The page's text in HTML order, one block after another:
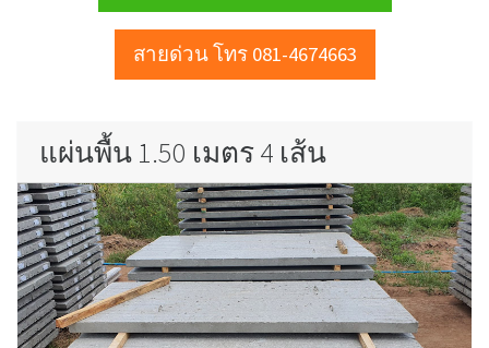
สายด่วน โทร 081-4674663
แผ่นพื้น 1.50 เมตร 4 เส้น